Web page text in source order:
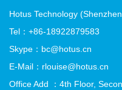
Hotus Technology
Tel：+86-18922879583
Skype：bc@hotus.cn
E-Mail：rlouise@hotus.cn
Office Add ：4th Floor,